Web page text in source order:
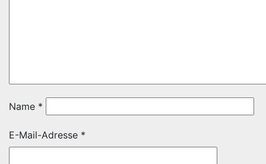
Name *
E-Mail-Adresse *